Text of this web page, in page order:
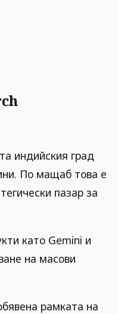
индийския град
По мащаб това е
пазар за
като Gemini и
на масови
рамката на